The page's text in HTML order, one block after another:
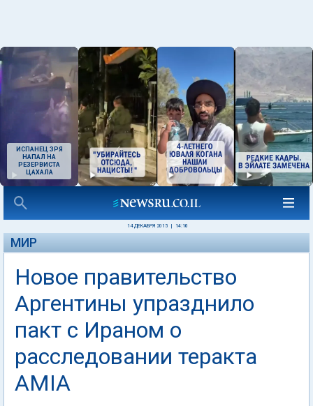
ИСПАНЕЦ ЗРЯ
НАПАЛ НА
РЕЗЕРВИСТА
ЦАХАЛА
14 ДЕКАБРЯ 2015 14:10
МИР
Новое правительство
Аргентины упразднило
пакт с Ираном о
расследовании теракта
AMIA